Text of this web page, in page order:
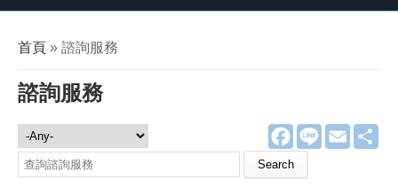
您在這裡
首頁 » 諮詢服務
諮詢服務
F
a
e
L
E
m
諮詢服務
Search this site